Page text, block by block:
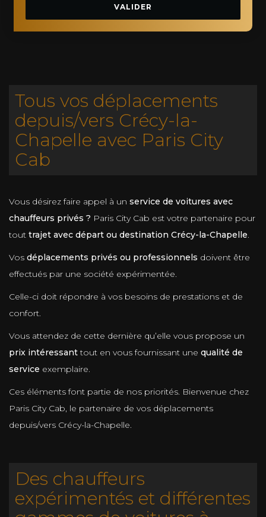
VALIDER
Tous vos déplacements
depuis/vers Crécy-la-
Chapelle avec Paris City
Cab
Vous désirez faire appel à un service de voitures avec
chauffeurs privés ? Paris City Cab est votre partenaire pour
tout trajet avec départ ou destination Crécy-la-Chapelle.
Vos déplacements privés ou professionnels doivent être
effectués par une société expérimentée.
Celle-ci doit répondre à vos besoins de prestations et de
confort.
Vous attendez de cette dernière qu’elle vous propose un
prix intéressanttout en vous fournissant une qualité de
service exemplaire.
Ces éléments font partie de nos priorités. Bienvenue chez
Paris City Cab, le partenaire de vos déplacements
depuis/vers Crécy-la-Chapelle.
Des chauffeurs
expérimentés et différentes